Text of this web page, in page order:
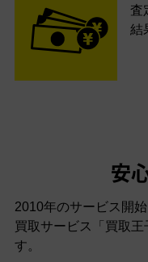
査
結
安
2010年のサービス開
買取サービス「買取
す。